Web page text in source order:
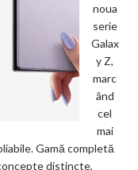
noua
serie
Galax
y Z,
marc
ând
cel
mai
Gamă completă
distincte,